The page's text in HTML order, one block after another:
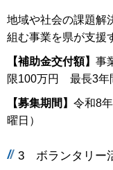
地域や社会の課題解
組む事業を県が支援
【補助金交付額】 事
限100万円 最長3年
【募集期間】 令和8
曜日）
3 ボランタリー